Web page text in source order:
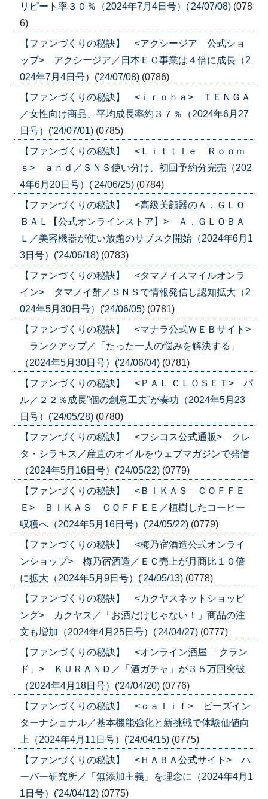
リピート率３０％（2024年7月4日号）('24/07/08) (078
6)
【ファンづくりの秘訣】 <アクシージア 公式ショ
ップ> アクシージア／日本ＥＣ事業は４倍に成長（2
024年7月4日号）('24/07/08) (0786)
【ファンづくりの秘訣】 <ｉｒｏｈａ> ＴＥＮＧＡ
／女性向け商品、平均成長率約３７％（2024年6月27
日号）('24/07/01) (0785)
【ファンづくりの秘訣】 <Ｌｉｔｔｌｅ Ｒｏｏｍ
ｓ> ａｎｄ／ＳＮＳ使い分け、初回予約分完売（202
4年6月20日号）('24/06/25) (0784)
【ファンづくりの秘訣】 <高級美顔器のＡ．ＧＬＯ
ＢＡＬ【公式オンラインストア】> Ａ．ＧＬＯＢＡ
Ｌ／美容機器が使い放題のサブスク開始（2024年6月1
3日号）('24/06/18) (0783)
【ファンづくりの秘訣】 <タマノイスマイルオンラ
イン> タマノイ酢／ＳＮＳで情報発信し認知拡大（2
024年5月30日号）('24/06/05) (0781)
【ファンづくりの秘訣】 <マナラ公式ＷＥＢサイト>
ランクアップ／「たった一人の悩みを解決する」
（2024年5月30日号）('24/06/04) (0781)
【ファンづくりの秘訣】 <ＰＡＬ ＣＬＯＳＥＴ> パ
ル／２２％成長”個の創意工夫”が奏功（2024年5月23
日号）('24/05/28) (0780)
【ファンづくりの秘訣】 <フシコス公式通販> クレ
タ・シラキス／産直のオイルをウェブマガジンで発信
（2024年5月16日号）('24/05/22) (0779)
【ファンづくりの秘訣】 <ＢＩＫＡＳ ＣＯＦＦＥ
Ｅ> ＢＩＫＡＳ ＣＯＦＦＥＥ／植樹したコーヒー
収穫へ（2024年5月16日号）('24/05/22) (0779)
【ファンづくりの秘訣】 <梅乃宿酒造公式オンライ
ンショップ> 梅乃宿酒造／ＥＣ売上が月商比１０倍
に拡大（2024年5月9日号）('24/05/13) (0778)
【ファンづくりの秘訣】 <カクヤスネットショッピ
ング> カクヤス／「お酒だけじゃない！」商品の注
文も増加（2024年4月25日号）('24/04/27) (0777)
【ファンづくりの秘訣】 <オンライン酒屋 「クラン
ド」> ＫＵＲＡＮＤ／「酒ガチャ」が３５万回突破
（2024年4月18日号）('24/04/20) (0776)
【ファンづくりの秘訣】 <ｃａｌｉｆ> ビーズイン
ターナショナル／基本機能強化と新挑戦で体験価値向
上（2024年4月11日号）('24/04/15) (0775)
【ファンづくりの秘訣】 <ＨＡＢＡ公式サイト> ハ
ーバー研究所／「無添加主義」を理念に（2024年4月1
1日号）('24/04/12) (0775)